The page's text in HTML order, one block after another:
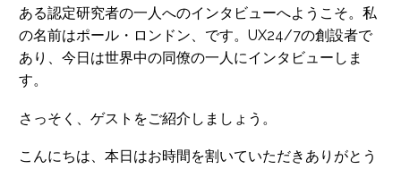
ある認定研究者の一人へのインタビューへようこそ。私
の名前はポール・ロンドン、です。UX24/7の創設者で
あり、今日は世界中の同僚の一人にインタビューしま
す。
さっそく、ゲストをご紹介しましょう。
こんにちは、本日はお時間を割いていただきありがとう